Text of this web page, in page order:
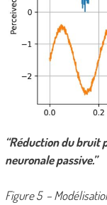
“Réduction du bruit
neuronale passive.”
Figure 5 –